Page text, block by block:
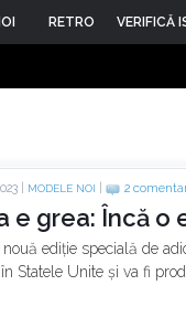
RETRO VERIFICĂ
| MODELE NOI 2
e grea: Încă o
ediție specială de
Statele Unite și va fi